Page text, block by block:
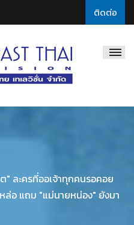
ติดต่อ
ละครที่ออเจ้าทุกคนรอคอย
อ แถม "แม่นายหน่อง" ยังมา